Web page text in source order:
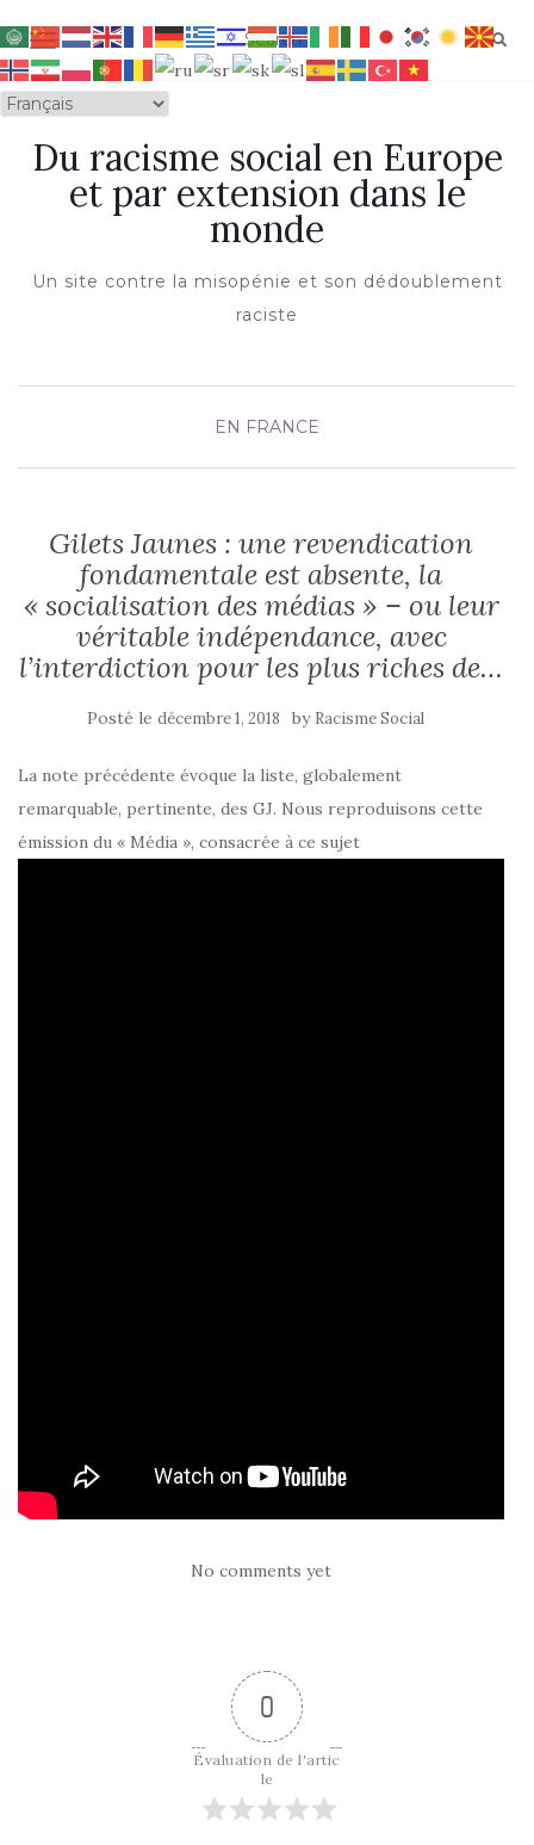
OUVRIR/FERMER LA NAVIGATION
Du racisme social en Europe
et par extension dans le
monde
Un site contre la misopénie et son dédoublement
raciste
EN FRANCE
Gilets Jaunes : une revendication
fondamentale est absente, la
« socialisation des médias » – ou leur
véritable indépendance, avec
l’interdiction pour les plus riches de…
Posté le décembre 1, 2018 by Racisme Social
La note précédente évoque la liste, globalement
remarquable, pertinente, des GJ. Nous reproduisons cette
émission du « Média », consacrée à ce sujet
No comments yet
0
Évaluation de l'artic
le